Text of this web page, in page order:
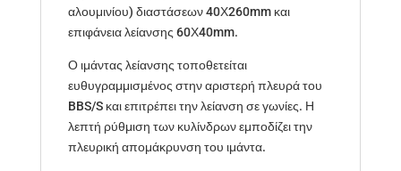
αλουμινίου) διαστάσεων 40Χ260mm και
επιφάνεια λείανσης 60Χ40mm.
Ο ιμάντας λείανσης τοποθετείται
ευθυγραμμισμένος στην αριστερή πλευρά του
BBS/S και επιτρέπει την λείανση σε γωνίες. Η
λεπτή ρύθμιση των κυλίνδρων εμποδίζει την
πλευρική απομάκρυνση του ιμάντα.